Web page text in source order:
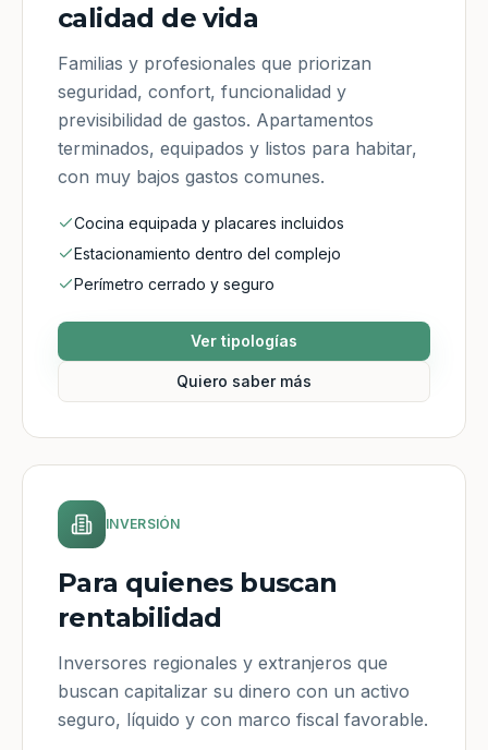
calidad de vida
Familias y profesionales que priorizan
seguridad, confort, funcionalidad y
previsibilidad de gastos. Apartamentos
terminados, equipados y listos para habitar,
con muy bajos gastos comunes.
Cocina equipada y placares incluidos
Estacionamiento dentro del complejo
Perímetro cerrado y seguro
Ver tipologías
Quiero saber más
INVERSIÓN
Para quienes buscan
rentabilidad
Inversores regionales y extranjeros que
buscan capitalizar su dinero con un activo
seguro, líquido y con marco fiscal favorable.